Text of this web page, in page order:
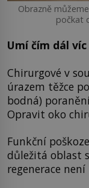
Obrazně
počkat
Umí čím dál víc
Chirurgové v
úrazem těžce
bodná)
Opravit oko
Funkční
důležitá oblast
regenerace není